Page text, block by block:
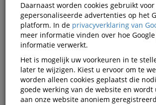
filter
Veiligheidsartikelen Leukoplast
Leukoplast
Daarnaast worden cookies gebruikt voor
gepersonaliseerde advertenties op het
platform. In de privacyverklaring van
meer informatie vinden over hoe
informatie verwerkt.
Het is mogelijk uw voorkeuren in te
later te wijzigen. Kiest u ervoor om te
worden alleen cookies geplaatst die
goede werking van de website en wordt
aan onze website anoniem